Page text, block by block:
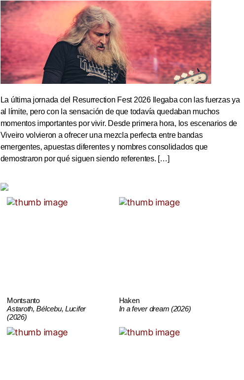
La última jornada del Resurrection Fest 2026 llegaba con las fuerzas ya
al límite, pero con la sensación de que todavía quedaban muchos
momentos importantes por vivir. Desde primera hora, los escenarios de
Viveiro volvieron a ofrecer una mezcla perfecta entre bandas
emergentes, apuestas diferentes y nombres consolidados que
demostraron por qué siguen siendo referentes. […]
Montsanto
Astaroth, Bélcebu, Lucifer
(2026)
Haken
In a fever dream (2026)